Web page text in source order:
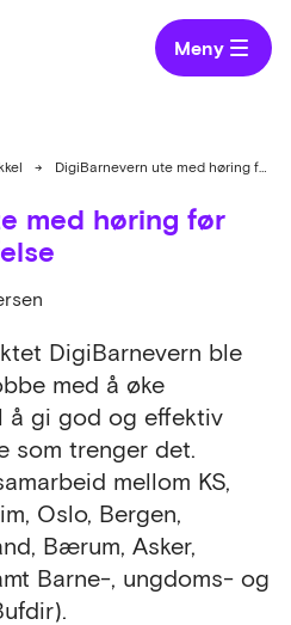
Meny
→ DigiBarnevern ute med høring før innovativ anskaffelse
med høring før
DigiBarnevern ble
med å øke
å gi god og effektiv
som trenger det.
mellom KS,
Oslo, Bergen,
Bærum, Asker,
Barne-, ungdoms- og